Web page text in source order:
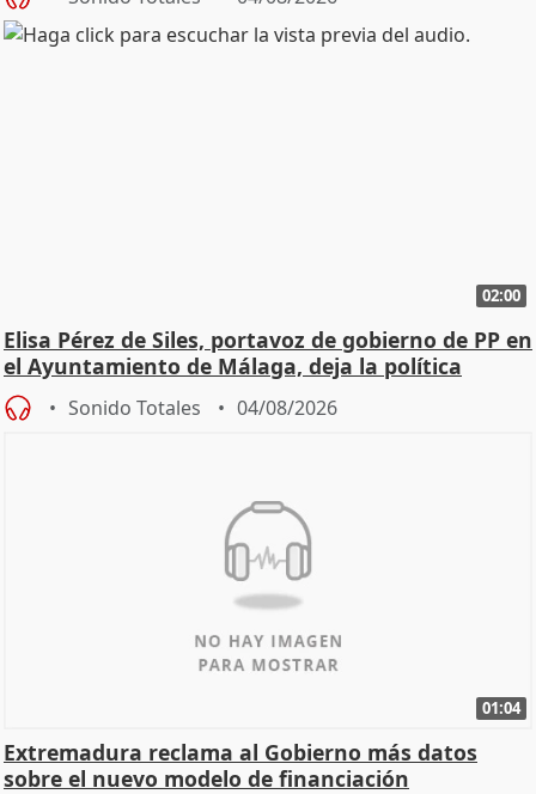
02:00
Elisa Pérez de Siles, portavoz de gobierno de PP en
el Ayuntamiento de Málaga, deja la política
Sonido Totales 04/08/2026
01:04
Extremadura reclama al Gobierno más datos
sobre el nuevo modelo de financiación